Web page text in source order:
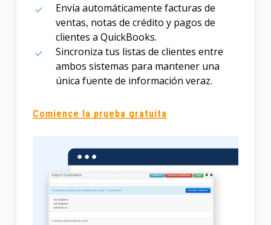
Envía automáticamente facturas de
ventas, notas de crédito y pagos de
clientes a QuickBooks.
Sincroniza tus listas de clientes entre
ambos sistemas para mantener una
única fuente de información veraz.
Comience la prueba gratuita